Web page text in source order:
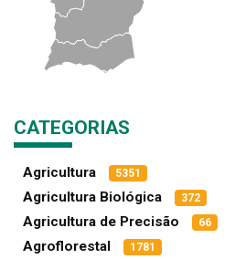
CATEGORIAS
Agricultura 5351
Agricultura Biológica 372
Agricultura de Precisão 66
Agroflorestal 1781